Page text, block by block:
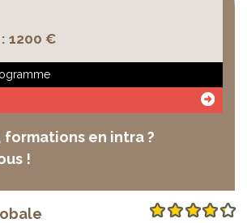
: 1200 €
formations en intra ?
!